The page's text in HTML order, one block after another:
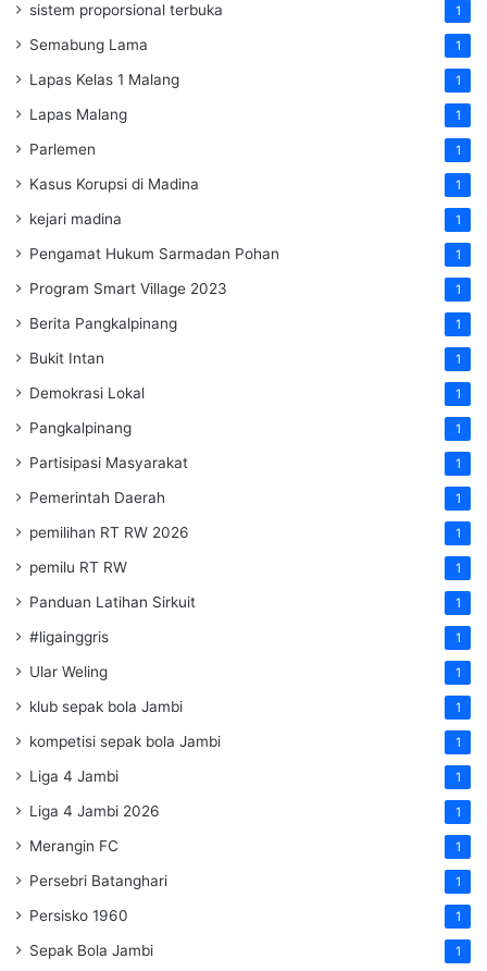
sistem proporsional terbuka 1
Semabung Lama 1
Lapas Kelas 1 Malang 1
Lapas Malang 1
Parlemen 1
Kasus Korupsi di Madina 1
kejari madina 1
Pengamat Hukum Sarmadan Pohan 1
Program Smart Village 2023 1
Berita Pangkalpinang 1
Bukit Intan 1
Demokrasi Lokal 1
Pangkalpinang 1
Partisipasi Masyarakat 1
Pemerintah Daerah 1
pemilihan RT RW 2026 1
pemilu RT RW 1
Panduan Latihan Sirkuit 1
#ligainggris 1
Ular Weling 1
klub sepak bola Jambi 1
kompetisi sepak bola Jambi 1
Liga 4 Jambi 1
Liga 4 Jambi 2026 1
Merangin FC 1
Persebri Batanghari 1
Persisko 1960 1
Sepak Bola Jambi 1